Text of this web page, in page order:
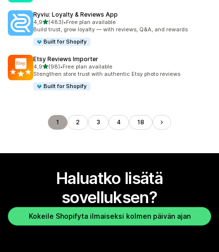
Ryviu: Loyalty & Reviews App
4,9/ 5 tähteä
(483)
483 arvostelua yhteensä
•Free plan available
Build trust, grow loyalty — with reviews, Q&A, and rewards
Built for Shopify
Etsy Reviews Importer
4,9/ 5 tähteä
(98)
98 arvostelua yhteensä
•Free plan available
Stengthen store trust with authentic Etsy photo reviews
Built for Shopify
1 2 3 4 18
Haluatko lisätä
sovelluksen?
Kokeile Shopifyta ilmaiseksi kolmen päivän ajan